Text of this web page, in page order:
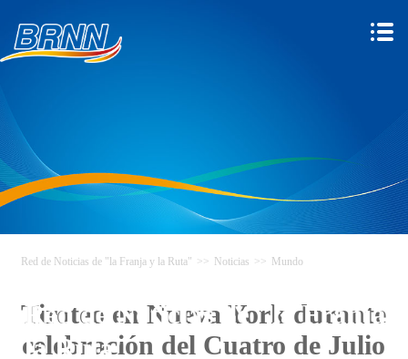
Red de Noticias de "la Franja y
la Ruta"
Red de Noticias de "la Franja y la Ruta" >> Noticias >> Mundo
Tiroteo en Nueva York durante
celebración del Cuatro de Julio